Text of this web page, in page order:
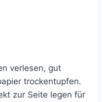
verlesen, gut
trockentupfen.
zur Seite legen für